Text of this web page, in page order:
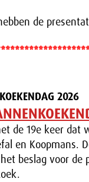
de
2026
de 19e keer dat
en Koopmans.
beslag voor